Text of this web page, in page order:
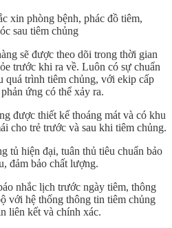
xin phòng bệnh, phác đồ tiêm,
sau tiêm chủng
sẽ được theo dõi trong thời gian
trước khi ra về. Luôn có sự chuẩn
quá trình tiêm chủng, với ekip cấp
ứng có thể xảy ra.
được thiết kế thoáng mát và có khu
cho trẻ trước và sau khi tiêm chủng.
tủ hiện đại, tuân thủ tiêu chuẩn bảo
đảm bảo chất lượng.
nhắc lịch trước ngày tiêm, thông
với hệ thống thông tin tiêm chủng
liên kết và chính xác.